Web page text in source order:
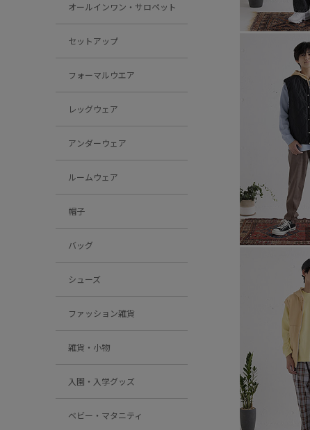
オールインワン・サロペット
セットアップ
フォーマルウエア
レッグウェア
アンダーウェア
ルームウェア
帽子
バッグ
シューズ
ファッション雑貨
雑貨・小物
入園・入学グッズ
ベビー・マタニティ